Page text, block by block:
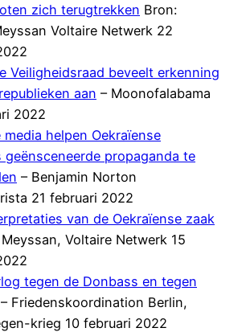
zich terugtrekken Bron:
Voltaire Netwerk 22
Veiligheidsraad beveelt erkenning
aan – Moonofalabama
2022
media helpen Oekraïense
geënsceneerde propaganda te
– Benjamin Norton
21 februari 2022
van de Oekraïense zaak
Voltaire Netwerk 15
tegen de Donbass en tegen
– Friedenskoordination Berlin,
krieg 10 februari 2022